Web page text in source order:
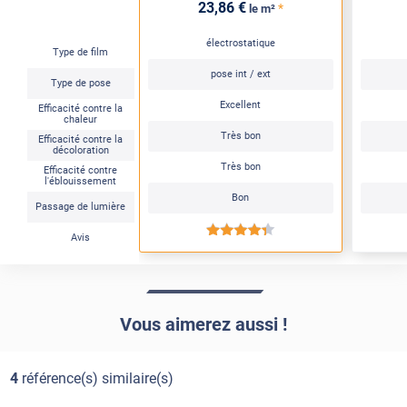
vos autres produits ( déjà utilisiés à l'exterieur de ma
Commentaire Luminis Films-14/11/2025
sommes ravis que le film ait été facile à poser et
efficace pour atténuer la luminosité. Concernant la
pose, même les films électrostatiques nécessitent un
léger passage à l’eau savonneuse pour bien adhérer,
comme précisé dans nos notices. Bonne journée,
L'équipe Luminis Films
Type de film
Type de pose
Efficacité contre la
chaleur
Efficacité contre la
décoloration
Efficacité contre
l'éblouissement
Passage de lumière
Avis
23,86 € le m² *
électrostatique
pose int / ext
Excellent
Très bon
Très bon
Bon
*****
Vous aimerez aussi !
4référence(s) similaire(s)